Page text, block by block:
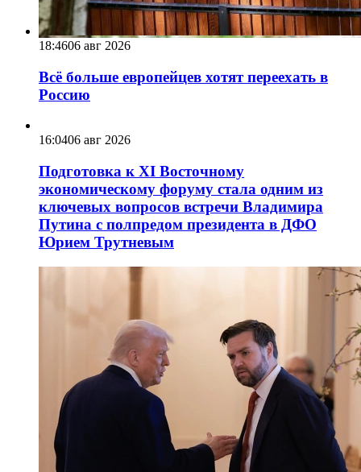
18:4606 авг 2026
Всё больше европейцев хотят переехать в
Россию
16:0406 авг 2026
Подготовка к XI Восточному
экономическому форуму стала одним из
ключевых вопросов встречи Владимира
Путина с полпредом президента в ДФО
Юрием Трутневым